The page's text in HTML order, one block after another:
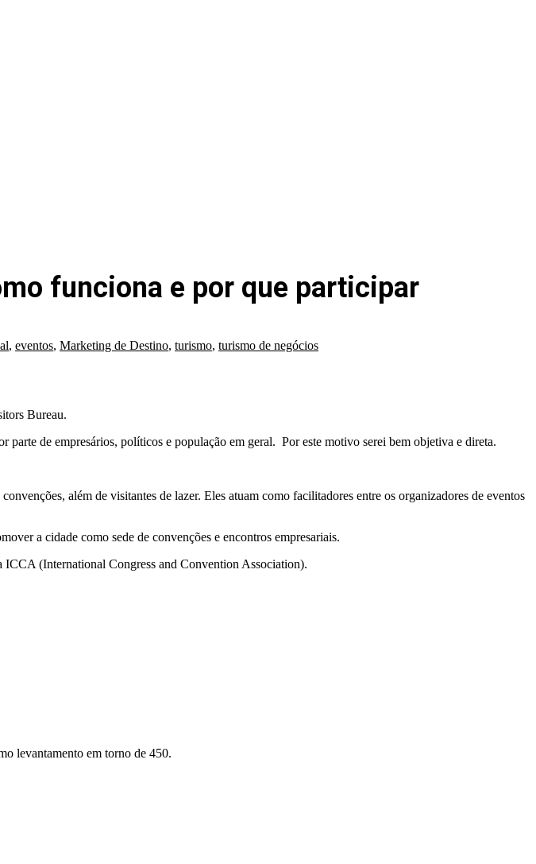
funciona e por que participar
, eventos, Marketing de Destino, turismo, turismo de negócios
Bureau.
parte de empresários, políticos e população em geral. Por este motivo serei bem objetiva e direta.
além de visitantes de lazer. Eles atuam como facilitadores entre os organizadores de eventos
a cidade como sede de convenções e encontros empresariais.
ICCA (International Congress and Convention Association).
levantamento em torno de 450.